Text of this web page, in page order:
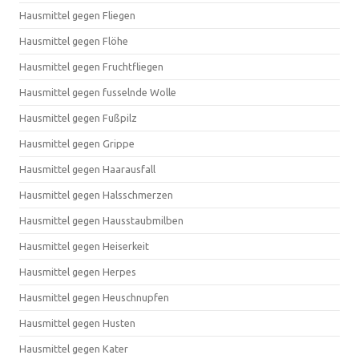
Hausmittel gegen Fliegen
Hausmittel gegen Flöhe
Hausmittel gegen Fruchtfliegen
Hausmittel gegen fusselnde Wolle
Hausmittel gegen Fußpilz
Hausmittel gegen Grippe
Hausmittel gegen Haarausfall
Hausmittel gegen Halsschmerzen
Hausmittel gegen Hausstaubmilben
Hausmittel gegen Heiserkeit
Hausmittel gegen Herpes
Hausmittel gegen Heuschnupfen
Hausmittel gegen Husten
Hausmittel gegen Kater